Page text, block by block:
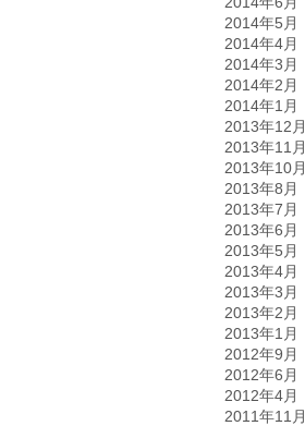
2014年5月
2014年4月
2014年3月
2014年2月
2014年1月
2013年12月
2013年11月
2013年10月
2013年8月
2013年7月
2013年6月
2013年5月
2013年4月
2013年3月
2013年2月
2013年1月
2012年9月
2012年6月
2012年4月
2011年11月